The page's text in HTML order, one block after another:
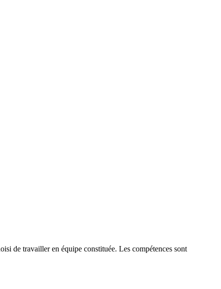
de travailler en équipe constituée. Les compétences sont